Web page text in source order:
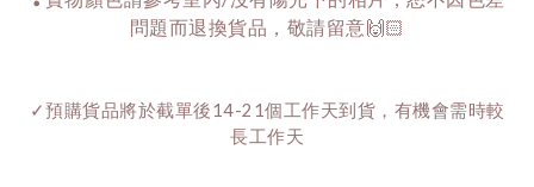
問題而退換貨品，敬請留意🙌🏻
✓預購貨品將於截單後14-21個工作天到貨，有機會需時較
長工作天